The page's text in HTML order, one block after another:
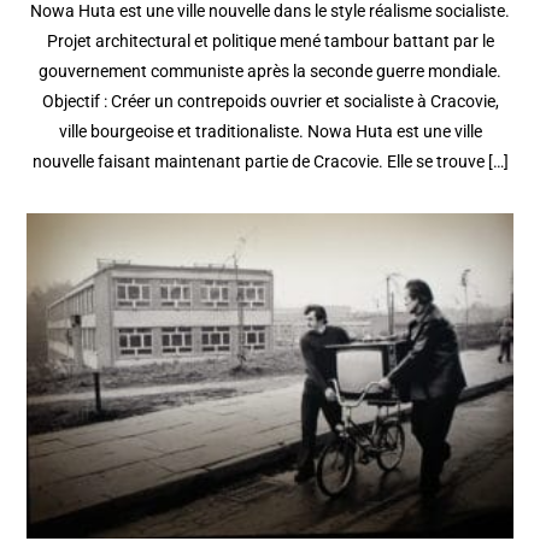
Nowa Huta est une ville nouvelle dans le style réalisme socialiste.
Projet architectural et politique mené tambour battant par le
gouvernement communiste après la seconde guerre mondiale.
Objectif : Créer un contrepoids ouvrier et socialiste à Cracovie,
ville bourgeoise et traditionaliste. Nowa Huta est une ville
nouvelle faisant maintenant partie de Cracovie. Elle se trouve […]